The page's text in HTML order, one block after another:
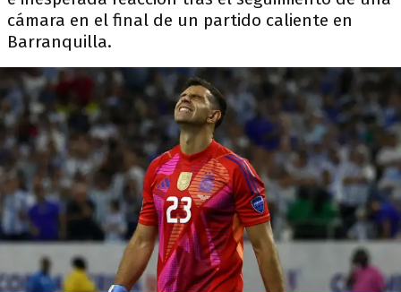
cámara en el final de un partido caliente en
Barranquilla.